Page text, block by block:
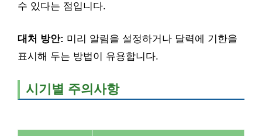
수 있다는 점입니다.
대처 방안: 미리 알림을 설정하거나 달력에 기한을
표시해 두는 방법이 유용합니다.
시기별 주의사항